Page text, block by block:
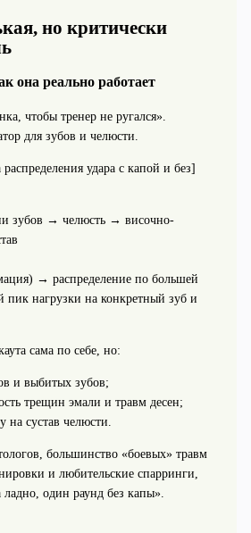
но критически
она реально работает
чтобы тренер не ругался».
для зубов и челюсти.
удара с капой и без]
зубов → челюсть → височно-
→ распределение по большей
нагрузки на конкретный зуб и
сама по себе, но:
и выбитых зубов;
трещин эмали и травм десен;
на сустав челюсти.
большинство «боевых» травм
и любительские спарринги,
один раунд без капы».